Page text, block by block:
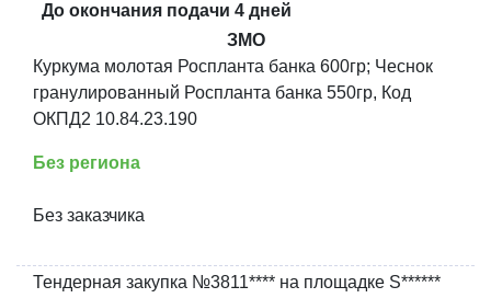
До окончания подачи 4 дней
ЗМО
Куркума молотая Роспланта банка 600гр; Чеснок
гранулированный Роспланта банка 550гр, Код
ОКПД2 10.84.23.190
Без региона
Без заказчика
Тендерная закупка №3811**** на площадке S******